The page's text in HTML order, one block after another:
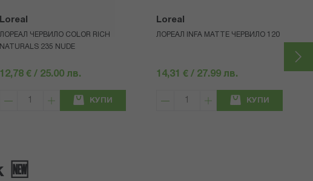
Loreal
ЛОРЕАЛ ЧЕРВИЛО COLOR RICH
NATURALS 235 NUDE
12,78 € / 25.00 лв.
КУПИ
Loreal
ЛОРЕАЛ INFA MATTE ЧЕРВИЛО 120
14,31 € / 27.99 лв.
КУПИ
🆕